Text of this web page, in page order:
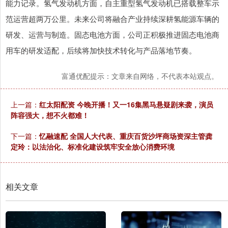
能力记录。氢气发动机方面，自主重型氢气发动机已搭载整车示
范运营超两万公里。未来公司将融合产业持续深耕氢能源车辆的
研发、运营与制造。固态电池方面，公司正积极推进固态电池商
用车的研发适配，后续将加快技术转化与产品落地节奏。
富通优配提示：文章来自网络，不代表本站观点。
上一篇： 红太阳配资 今晚开播！又一16集黑马悬疑剧来袭，演员
阵容强大，想不火都难！
下一篇：忆融速配 全国人大代表、重庆百货沙坪商场资深主管龚
定玲：以法治化、标准化建设筑牢安全放心消费环境
相关文章